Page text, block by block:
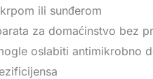
ili sunđerom
za domaćinstvo bez
oslabiti antimikrobno